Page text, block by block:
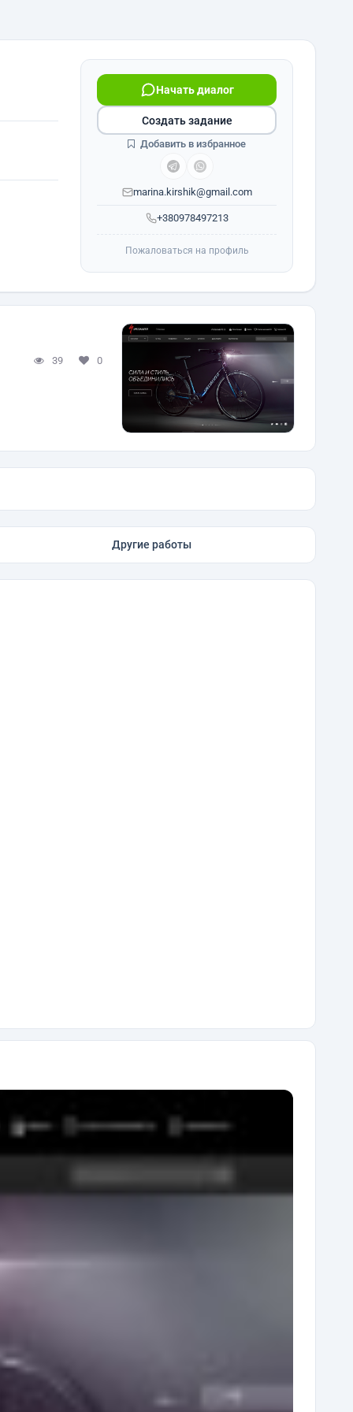
+380978497213
Начать диалог
marina.kirshik@gmail.com
Создать задание
Добавить в избранное
Пожаловаться на профиль
39 0
Другие работы